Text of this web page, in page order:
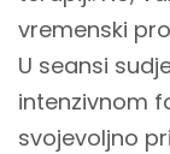
vremenski
U seansi
intenzivnom
svojevoljno